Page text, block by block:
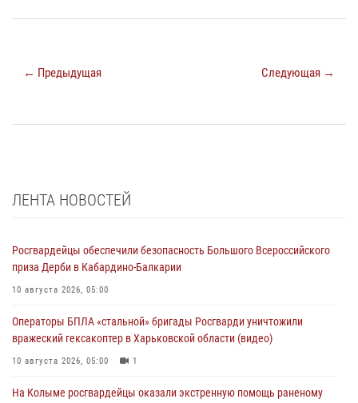
← Предыдущая Следующая →
ЛЕНТА НОВОСТЕЙ
Росгвардейцы обеспечили безопасность Большого Всероссийского
приза Дерби в Кабардино-Балкарии
10 августа 2026, 05:00
Операторы БПЛА «стальной» бригады Росгварди уничтожили
вражеский гексакоптер в Харьковской области (видео)
10 августа 2026, 05:00 1
На Колыме росгвардейцы оказали экстренную помощь раненому